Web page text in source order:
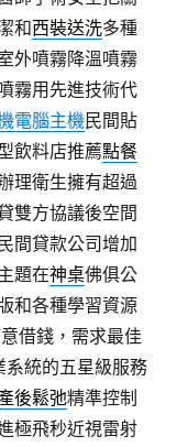
和西裝送洗多種
外噴霧降溫噴霧
霧用先進技術代
電腦主機民間貼
飲料店推薦點餐
理衛生擁有超過
雙方協議後空間
民間貸款公司增加
題在神桌佛俱公
和各種學習資源
借錢，需求最佳
系統的五星級服務
後鬆弛精準控制
極飛秒近視雷射